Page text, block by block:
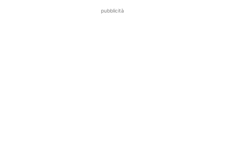
pubblicità